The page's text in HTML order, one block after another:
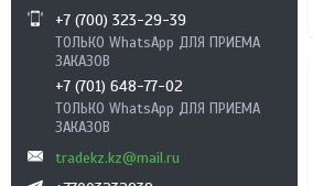
+7 (700) 323-29-39
ТОЛЬКО WhatsApp ДЛЯ ПРИЕМА
ЗАКАЗОВ
+7 (701) 648-77-02
ТОЛЬКО WhatsApp ДЛЯ ПРИЕМА
ЗАКАЗОВ
tradekz.kz@mail.ru